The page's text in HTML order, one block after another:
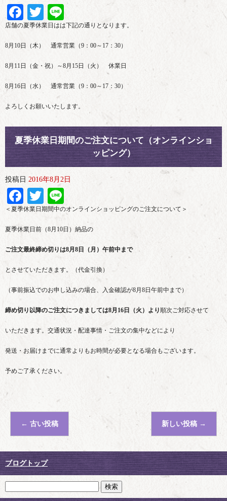
Facebook
Twitter
店舗の夏季休業日はは下記の通りとなります。
8月10日（木） 通常営業（9：00～17：30）
8月11日（金・祝）～8月15日（火） 休業日
8月16日（水） 通常営業（9：00～17：30）
よろしくお願いいたします。
夏季休業日期間のご注文について（オンラインショ
ッピング）
投稿日 2016年8月2日
Facebook
Twitter
＜夏季休業日期間中のオンラインショッピングのご注文について＞
夏季休業日前（8月10日）納品の
ご注文最終締め切りは8月8日（月）午前中まで
とさせていただきます。（代金引換）
（事前振込でのお申し込みの場合、入金確認が8月8日午前中まで）
締め切り以降のご注文につきましては8月16日（火）より 順次ご対応させて
いただきます。交通状況・配達事情・ご注文の集中などにより
発送・お届けまでに通常よりもお時間が必要となる場合もございます。
予めご了承ください。
← 古い投稿 新しい投稿 →
ブログトップ